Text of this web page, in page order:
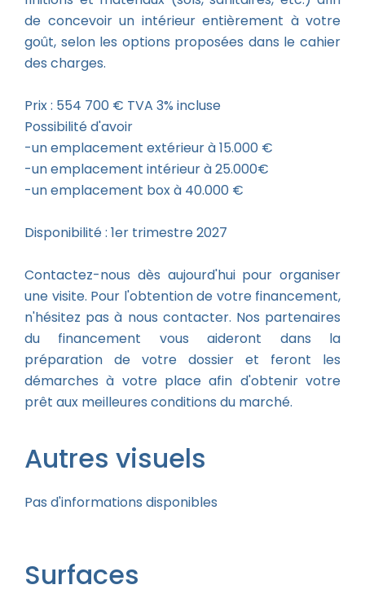
de concevoir un intérieur entièrement à votre
goût, selon les options proposées dans le cahier
des charges.
Prix : 554 700 € TVA 3% incluse
Possibilité d'avoir
-un emplacement extérieur à 15.000 €
-un emplacement intérieur à 25.000€
-un emplacement box à 40.000 €
Disponibilité : 1er trimestre 2027
Contactez-nous dès aujourd'hui pour organiser
une visite. Pour l'obtention de votre financement,
n'hésitez pas à nous contacter. Nos partenaires
du financement vous aideront dans la
préparation de votre dossier et feront les
démarches à votre place afin d'obtenir votre
prêt aux meilleures conditions du marché.
Autres visuels
Pas d'informations disponibles
Surfaces